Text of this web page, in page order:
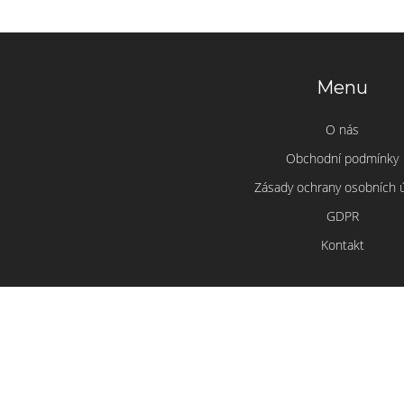
Menu
O nás
Obchodní podmínky
Zásady ochrany osobních
GDPR
Kontakt